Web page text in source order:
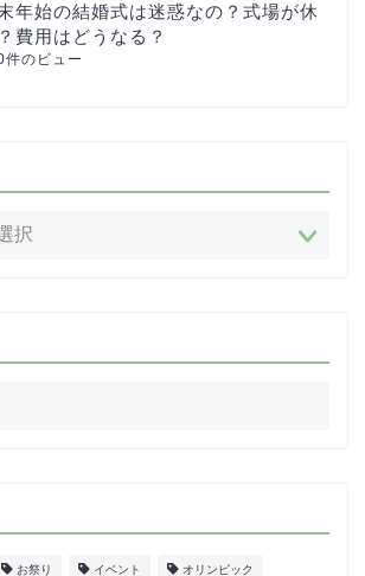
年始の結婚式は迷惑なの？式場が休
費用はどうなる？
件のビュー
お祭り イベント オリンピック